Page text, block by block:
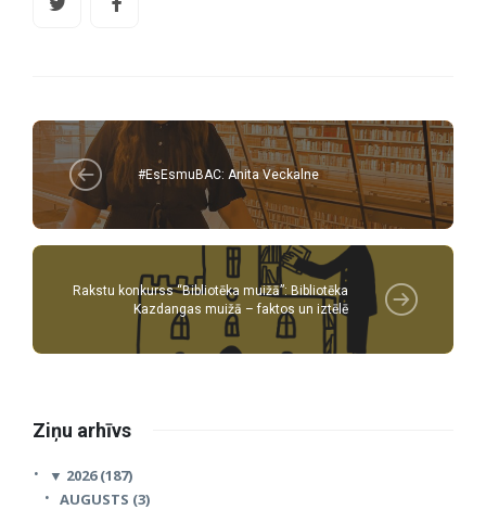
#EsEsmuBAC: Anita Veckalne
Rakstu konkurss “Bibliotēka muižā”: Bibliotēka
Kazdangas muižā – faktos un iztēlē
Ziņu arhīvs
▼ 2026 (187)
AUGUSTS (3)